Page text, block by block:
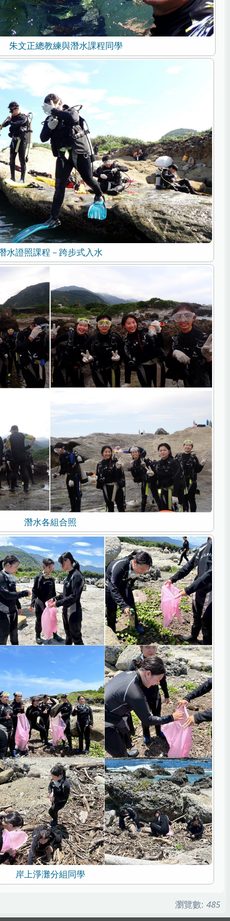
朱文正總教練與潛水課程同學
水證照課程－跨步式入水
潛水各組合照
岸上淨灘分組同學
瀏覽數: 485